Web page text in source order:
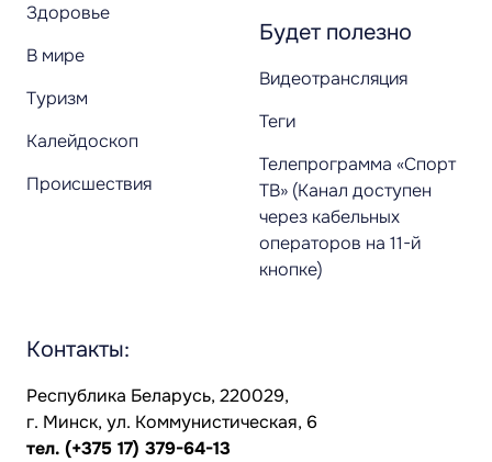
Здоровье
В мире
Туризм
Калейдоскоп
Происшествия
Будет полезно
Видеотрансляция
Теги
Телепрограмма «Спорт
ТВ» (Канал доступен
через кабельных
операторов на 11-й
кнопке)
Контакты:
Республика Беларусь, 220029,
г. Минск, ул. Коммунистическая, 6
тел. (+375 17) 379-64-13